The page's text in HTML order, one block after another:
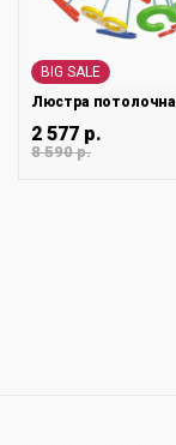
BIG SALE
2 577 р.
8 590 р.